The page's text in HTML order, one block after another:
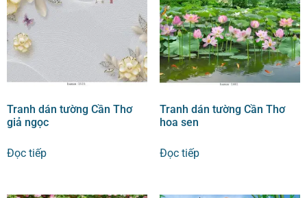
Tranh dán tường Cần Thơ
giả ngọc
Đọc tiếp
Tranh dán tường Cần Thơ
hoa sen
Đọc tiếp